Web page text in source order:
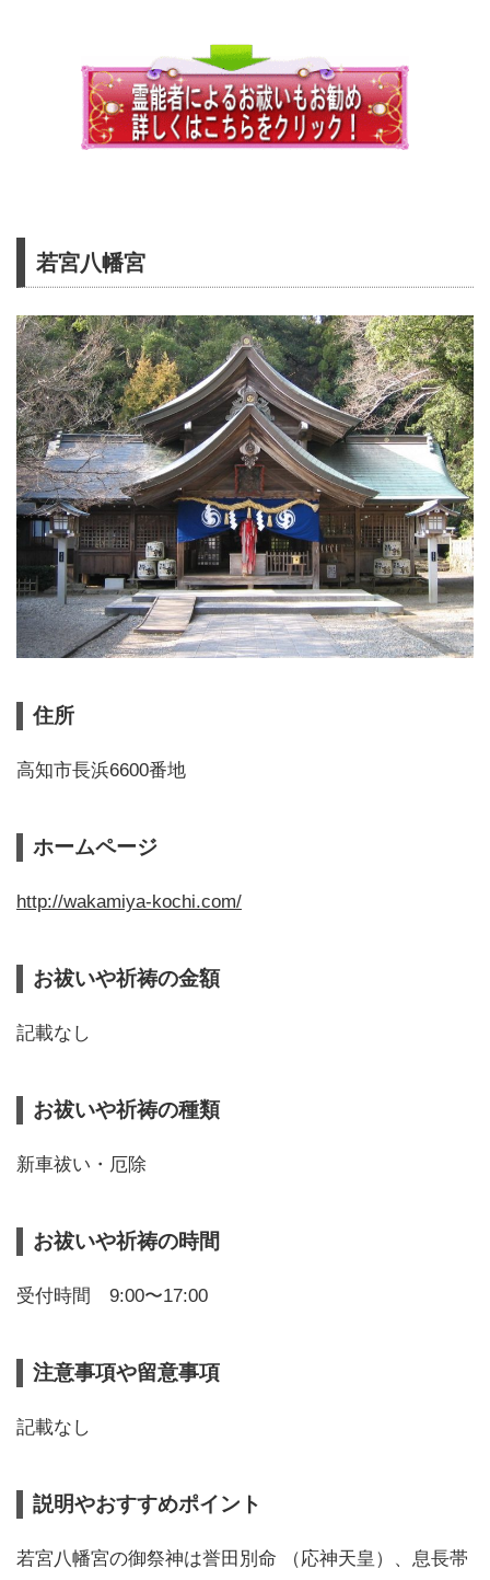
若宮八幡宮
住所
高知市長浜6600番地
ホームページ
http://wakamiya-kochi.com/
お祓いや祈祷の金額
記載なし
お祓いや祈祷の種類
新車祓い・厄除
お祓いや祈祷の時間
受付時間 9:00〜17:00
注意事項や留意事項
記載なし
説明やおすすめポイント
若宮八幡宮の御祭神は誉田別命 （応神天皇）、息長帯